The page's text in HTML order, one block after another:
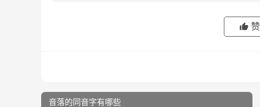
赞
音落的同音字有哪些